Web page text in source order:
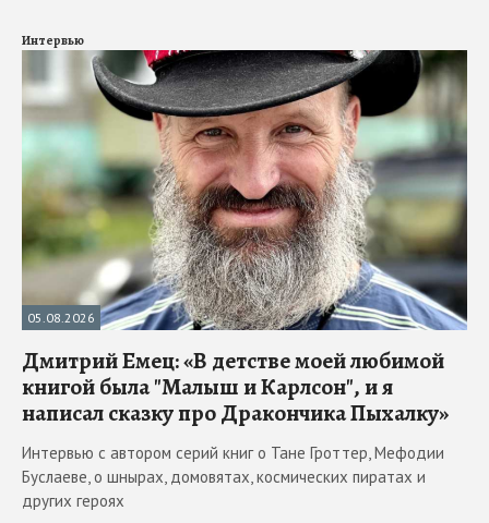
Интервью
05.08.2026
Дмитрий Емец: «В детстве моей любимой
книгой была "Малыш и Карлсон", и я
написал сказку про Дракончика Пыхалку»
Интервью с автором серий книг о Тане Гроттер, Мефодии
Буслаеве, о шнырах, домовятах, космических пиратах и
других героях